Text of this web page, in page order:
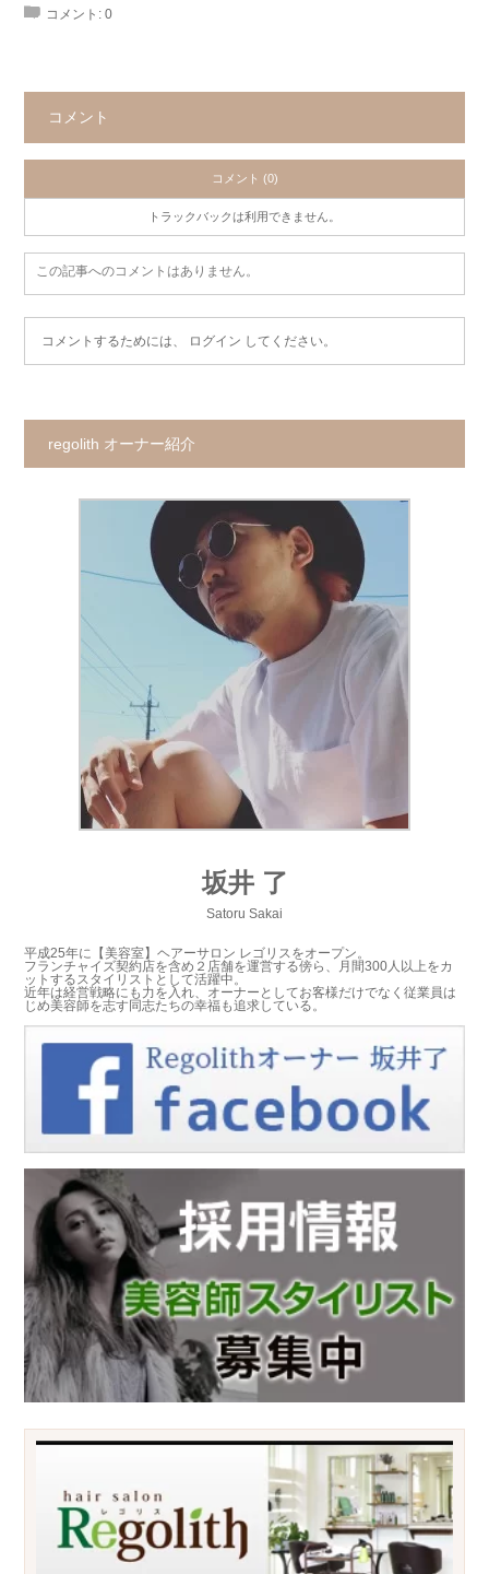
コメント: 0
コメント
コメント (0)
トラックバックは利用できません。
この記事へのコメントはありません。
コメントするためには、 ログイン してください。
regolith オーナー紹介
坂井 了
Satoru Sakai
平成25年に【美容室】ヘアーサロン レゴリスをオープン。
フランチャイズ契約店を含め２店舗を運営する傍ら、月間300人以上をカ
ットするスタイリストとして活躍中。
近年は経営戦略にも力を入れ、オーナーとしてお客様だけでなく従業員は
じめ美容師を志す同志たちの幸福も追求している。